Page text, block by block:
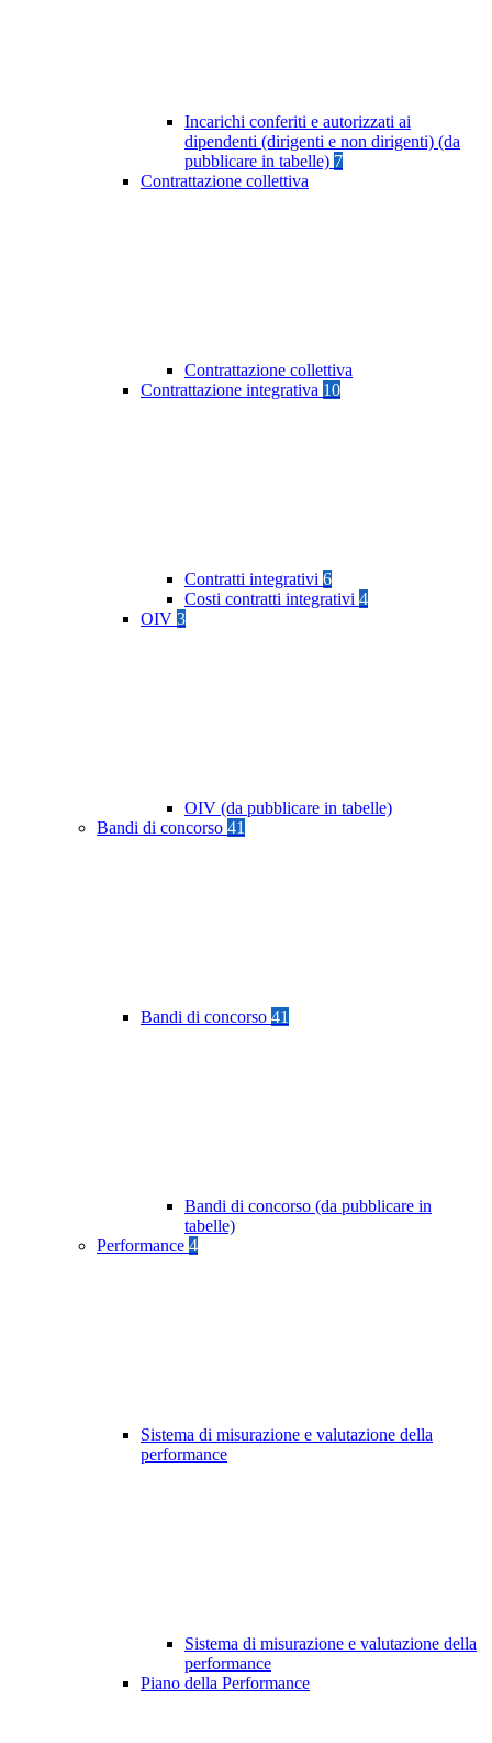
Incarichi conferiti e autorizzati ai
dipendenti (dirigenti e non dirigenti) (da
pubblicare in tabelle) 7
Contrattazione collettiva
Contrattazione collettiva
Contrattazione integrativa 10
Contratti integrativi 6
Costi contratti integrativi 4
OIV 3
OIV (da pubblicare in tabelle)
Bandi di concorso 41
Bandi di concorso 41
Bandi di concorso (da pubblicare in
tabelle)
Performance 4
Sistema di misurazione e valutazione della
performance
Sistema di misurazione e valutazione della
performance
Piano della Performance